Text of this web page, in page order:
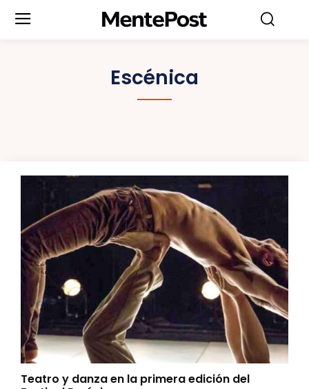
Escénica
Teatro y danza en la primera edición del